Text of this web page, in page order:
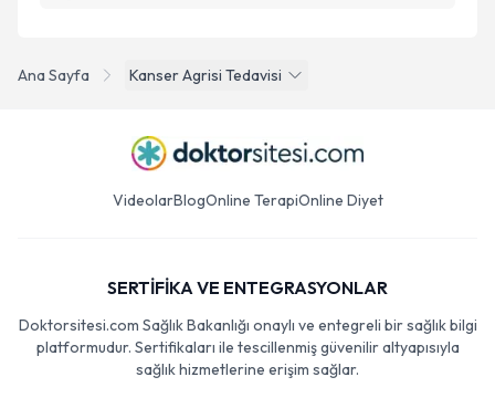
Ana Sayfa Kanser Agrisi Tedavisi
VideolarBlogOnline TerapiOnline Diyet
SERTİFİKA VE ENTEGRASYONLAR
Doktorsitesi.com Sağlık Bakanlığı onaylı ve entegreli bir sağlık bilgi
platformudur. Sertifikaları ile tescillenmiş güvenilir altyapısıyla
sağlık hizmetlerine erişim sağlar.